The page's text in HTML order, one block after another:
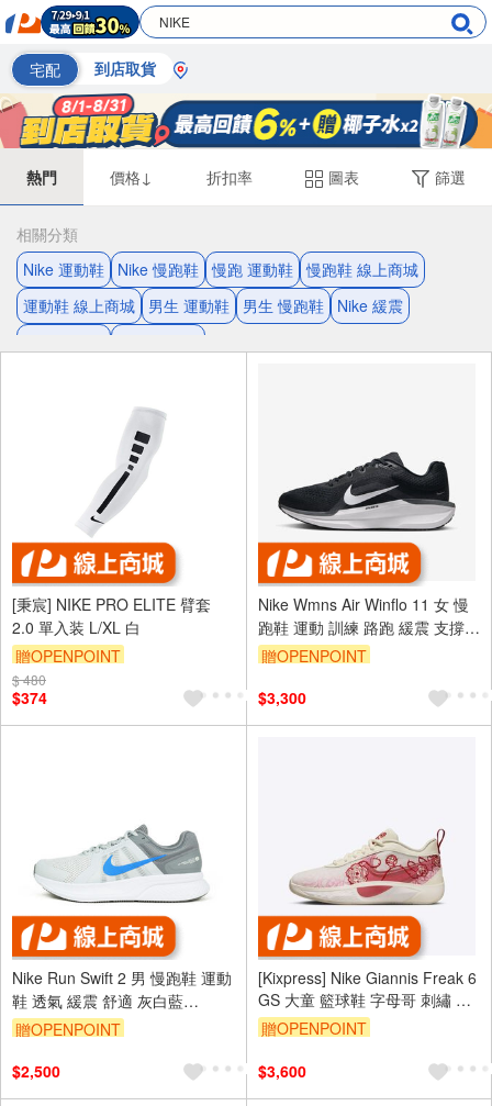
宅配 到店取貨
熱門 價格↓ 折扣率 圖表 篩選
相關分類
Nike 運動鞋
Nike 慢跑鞋 慢跑 運動鞋 慢跑鞋 線上商城
運動鞋 線上商城
男生 運動鞋 男生 慢跑鞋
Nike 緩震
[秉宸] NIKE PRO ELITE 臂套
2.0 單入装 L/XL 白
贈OPENPOINT
$ 480
$374
Nike Wmns Air Winflo 11 女 慢
跑鞋 運動 訓練 路跑 緩震 支撐
黑白 [FJ9510-001]
贈OPENPOINT
$3,300
Nike Run Swift 2 男 慢跑鞋 運動
鞋 透氣 緩震 舒適 灰白藍
[CU3517-015]
贈OPENPOINT
$2,500
[Kixpress] Nike Giannis Freak 6
GS 大童 籃球鞋 字母哥 刺繡 玫
瑰 米白 粉 [HM4216-100]
贈OPENPOINT
$3,600